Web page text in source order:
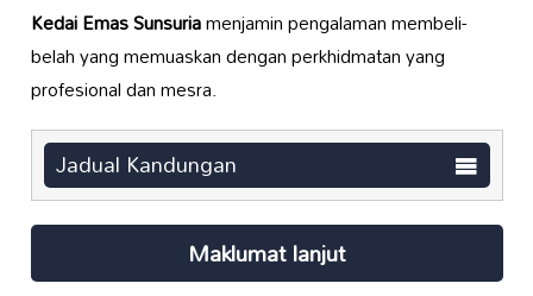
Kedai Emas Sunsuriamenjamin pengalaman membeli-
belah yang memuaskan dengan perkhidmatan yang
profesional dan mesra.
Jadual Kandungan
Maklumat lanjut